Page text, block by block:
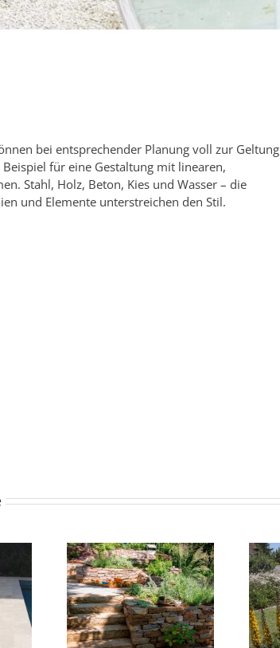
bei entsprechender Planung voll zur Geltung
für eine Gestaltung mit linearen,
Stahl, Holz, Beton, Kies und Wasser – die
und Elemente unterstreichen den Stil.
Burgenland